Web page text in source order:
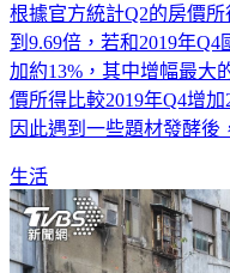
根據官方統計Q2的房價
到9.69倍，若和2019年
加約13%，其中增幅最大
價所得比較2019年Q4增
因此遇到一些題材發酵後
生活